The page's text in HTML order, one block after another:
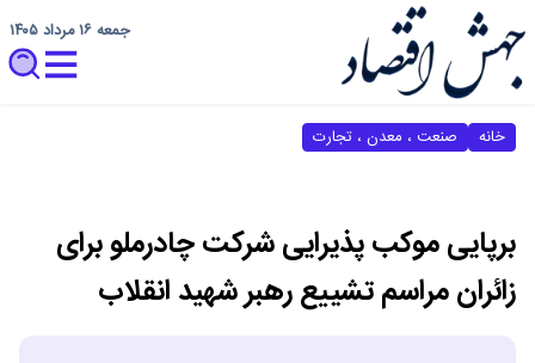
جمعه ۱۶ مرداد ۱۴۰۵
خانه صنعت ، معدن ، تجارت
برپایی موکب پذیرایی شرکت چادرملو برای
زائران مراسم تشییع رهبر شهید انقلاب